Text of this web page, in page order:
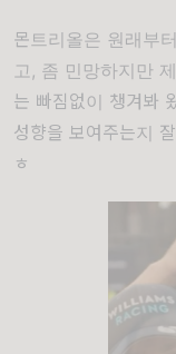
몬트리올은 원래부
고, 좀 민망하지만
는 빠짐없이 챙겨봐
성향을 보여주는지
ㅎ